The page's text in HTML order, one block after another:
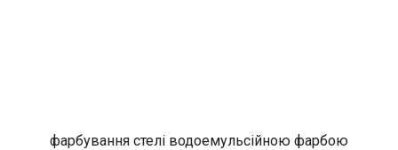
фарбування стелі водоемульсійною фарбою